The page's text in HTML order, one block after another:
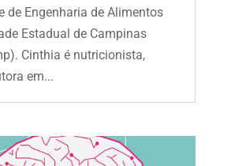
de Engenharia de Alimentos
Estadual de Campinas
Cinthia é nutricionista,
em...